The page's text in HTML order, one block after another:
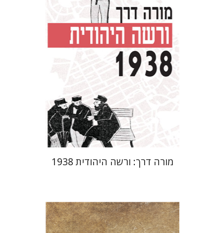
מחיר השקה
$42
$29
מורה דרך: ורשה היהודית 1938